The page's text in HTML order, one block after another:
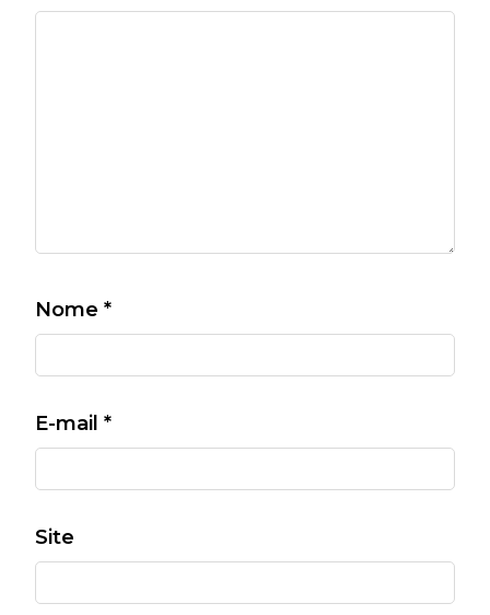
Nome *
E-mail *
Site